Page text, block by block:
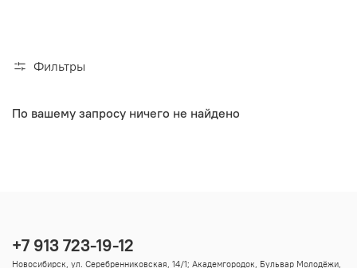
Фильтры
По вашему запросу ничего не найдено
+7 913 723-19-12
Новосибирск, ул. Серебренниковская, 14/1; Академгородок, Бульвар Молодёжи,